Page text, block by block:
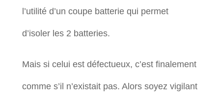
l’utilité d’un coupe batterie qui permet
d’isoler les 2 batteries.
Mais si celui est défectueux, c’est finalement
comme s’il n’existait pas. Alors soyez vigilant